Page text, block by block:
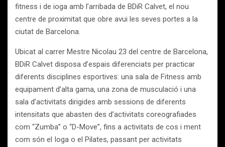
fitness i de ioga amb l’arribada de BDiR Calvet, el nou
centre de proximitat que obre avui les seves portes a la
ciutat de Barcelona.
Ubicat al carrer Mestre Nicolau 23 del centre de Barcelona,
BDiR Calvet disposa d’espais diferenciats per practicar
diferents disciplines esportives: una sala de Fitness amb
equipament d’alta gama, una zona de musculació i una
sala d’activitats dirigides amb sessions de diferents
intensitats que abasten des d’activitats coreografiades
com “Zumba” o “D-Move”, fins a activitats de cos i ment
com són el Ioga o el Pilates, passant per activitats